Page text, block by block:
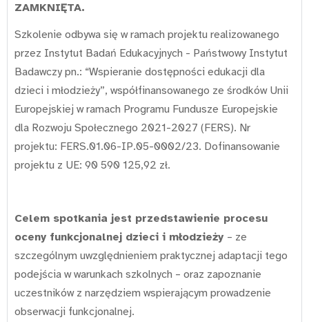
ZAMKNIĘTA.
Szkolenie odbywa się w ramach projektu realizowanego
przez Instytut Badań Edukacyjnych - Państwowy Instytut
Badawczy pn.: “Wspieranie dostępności edukacji dla
dzieci i młodzieży”, współfinansowanego ze środków Unii
Europejskiej w ramach Programu Fundusze Europejskie
dla Rozwoju Społecznego 2021-2027 (FERS). Nr
projektu: FERS.01.06-IP.05-0002/23. Dofinansowanie
projektu z UE: 90 590 125,92 zł.
Celem spotkania jest przedstawienie procesu
oceny funkcjonalnej dzieci i młodzieży – ze
szczególnym uwzględnieniem praktycznej adaptacji tego
podejścia w warunkach szkolnych – oraz zapoznanie
uczestników z narzędziem wspierającym prowadzenie
obserwacji funkcjonalnej.